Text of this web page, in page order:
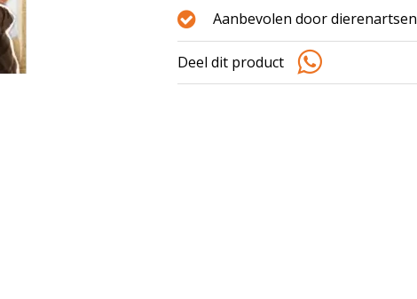
Aanbevolen door dierenartsen
Deel dit product